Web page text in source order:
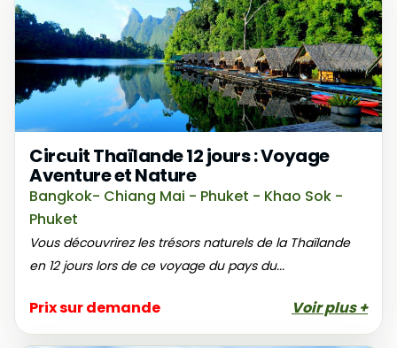
Circuit Thaïlande 12 jours : Voyage
Aventure et Nature
Bangkok- Chiang Mai - Phuket - Khao Sok -
Phuket
Vous découvrirez les trésors naturels de la Thaïlande
en 12 jours lors de ce voyage du pays du...
Prix sur demande Voir plus +